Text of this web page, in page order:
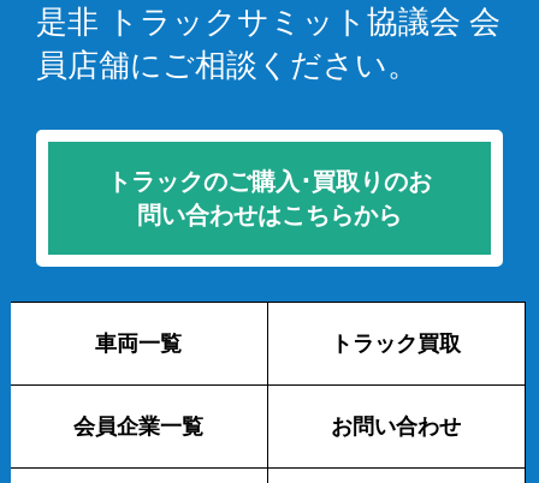
是非 トラックサミット協議会 会
員店舗にご相談ください。
トラックのご購入･買取りのお
問い合わせはこちらから
車両一覧 トラック買取
会員企業一覧 お問い合わせ